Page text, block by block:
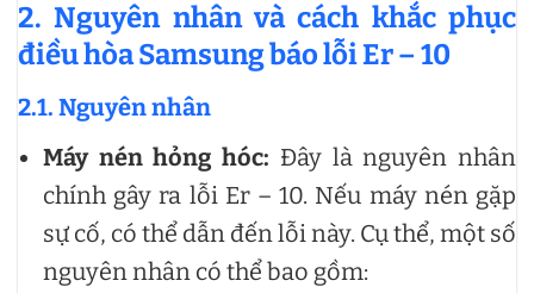
2. Nguyên nhân và cách khắc phục
điều hòa Samsung báo lỗi Er – 10
2.1. Nguyên nhân
Máy nén hỏng hóc: Đây là nguyên nhân
chính gây ra lỗi Er – 10. Nếu máy nén gặp
sự cố, có thể dẫn đến lỗi này. Cụ thể, một số
nguyên nhân có thể bao gồm: